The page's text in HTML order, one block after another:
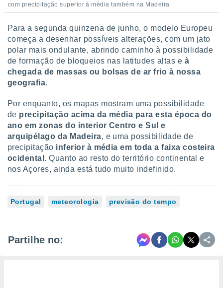
com precipitação superior à média também na Madeira.
Para a segunda quinzena de junho, o modelo Europeu
começa a desenhar possíveis alterações, com um jato
polar mais ondulante, abrindo caminho à possibilidade
de formação de bloqueios nas latitudes altas e à
chegada de massas ou bolsas de ar frio à nossa
geografia.
Por enquanto, os mapas mostram uma possibilidade
de precipitação acima da média para esta época do
ano em zonas do interior Centro e Sul e
arquipélago da Madeira, e uma possibilidade de
precipitação inferior à média em toda a faixa costeira
ocidental . Quanto ao resto do território continental e
nos Açores, ainda está tudo muito indefinido.
Portugal meteorologia previsão do tempo
Partilhe no: